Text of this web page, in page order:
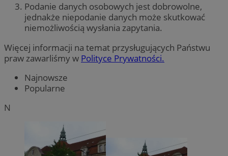
Podanie danych osobowych jest dobrowolne,
jednakże niepodanie danych może skutkować
niemożliwością wysłania zapytania.
Więcej informacji na temat przysługujących Państwu
praw zawarliśmy w Polityce Prywatności.
Najnowsze
Popularne
N